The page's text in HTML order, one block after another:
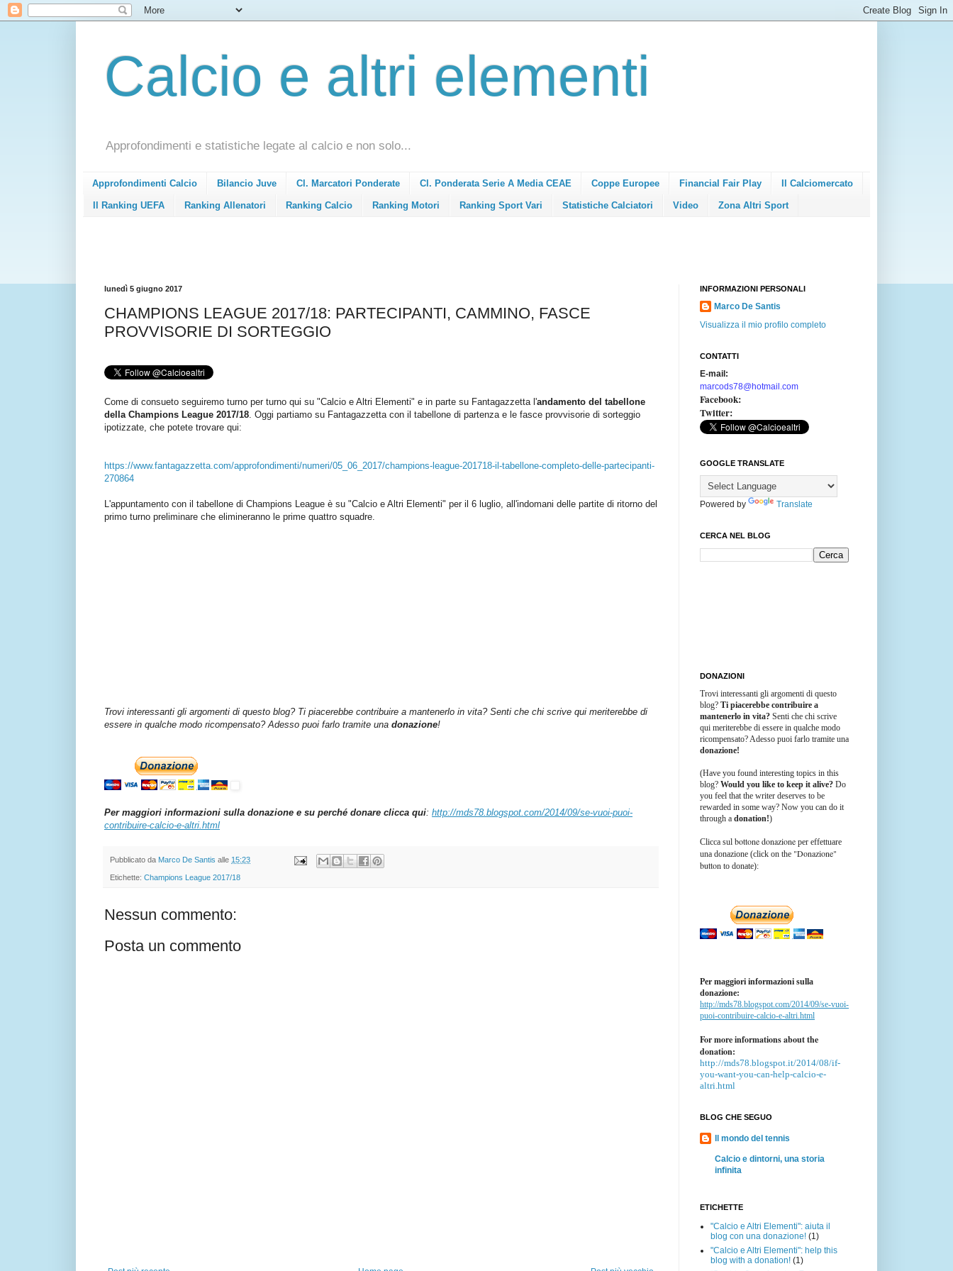
Calcio e altri elementi
Approfondimenti e statistiche legate al calcio e non solo...
Approfondimenti Calcio Bilancio Juve Cl. Marcatori Ponderate Cl. Ponderata Serie A Media CEAE Coppe Europee Financial Fair Play Il Calciomercato
Il Ranking UEFA Ranking Allenatori Ranking Calcio Ranking Motori Ranking Sport Vari Statistiche Calciatori Video Zona Altri Sport
lunedì 5 giugno 2017
CHAMPIONS LEAGUE 2017/18: PARTECIPANTI, CAMMINO, FASCE
PROVVISORIE DI SORTEGGIO
Come di consueto seguiremo turno per turno qui su "Calcio e Altri Elementi" e in parte su Fantagazzetta l'andamento del tabellone
della Champions League 2017/18. Oggi partiamo su Fantagazzetta con il tabellone di partenza e le fasce provvisorie di sorteggio
ipotizzate, che potete trovare qui:
https://www.fantagazzetta.com/approfondimenti/numeri/05_06_2017/champions-league-201718-il-tabellone-completo-delle-partecipanti-
270864
L'appuntamento con il tabellone di Champions League è su "Calcio e Altri Elementi" per il 6 luglio, all'indomani delle partite di ritorno del
primo turno preliminare che elimineranno le prime quattro squadre.
Trovi interessanti gli argomenti di questo blog? Ti piacerebbe contribuire a mantenerlo in vita? Senti che chi scrive qui meriterebbe di
essere in qualche modo ricompensato? Adesso puoi farlo tramite una donazione!
Per maggiori informazioni sulla donazione e su perché donare clicca qui: http://mds78.blogspot.com/2014/09/se-vuoi-puoi-
contribuire-calcio-e-altri.html
Pubblicato da Marco De Santis alle 15:23
Etichette: Champions League 2017/18
Nessun commento:
Posta un commento
INFORMAZIONI PERSONALI
Marco De Santis
Visualizza il mio profilo completo
CONTATTI
E-mail:
marcods78@hotmail.com
Facebook:
Twitter:
GOOGLE TRANSLATE
Powered by Translate
CERCA NEL BLOG
DONAZIONI
Trovi interessanti gli argomenti di questo
blog? Ti piacerebbe contribuire a
mantenerlo in vita? Senti che chi scrive
qui meriterebbe di essere in qualche modo
ricompensato? Adesso puoi farlo tramite una
donazione!
(Have you found interesting topics in this
blog? Would you like to keep it alive? Do
you feel that the writer deserves to be
rewarded in some way? Now you can do it
through a donation!)
Clicca sul bottone donazione per effettuare
una donazione (click on the "Donazione"
button to donate):
Per maggiori informazioni sulla
donazione:
http://mds78.blogspot.com/2014/09/se-vuoi-
puoi-contribuire-calcio-e-altri.html
For more informations about the
donation:
http://mds78.blogspot.it/2014/08/if-
you-want-you-can-help-calcio-e-
altri.html
BLOG CHE SEGUO
Il mondo del tennis
Calcio e dintorni, una storia
infinita
ETICHETTE
"Calcio e Altri Elementi": aiuta il
blog con una donazione! (1)
"Calcio e Altri Elementi": help this
blog with a donation! (1)